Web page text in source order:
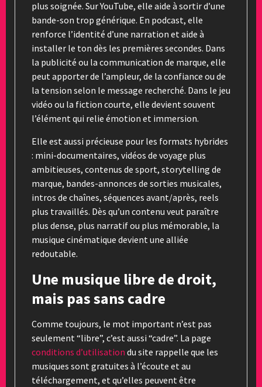
plus soignée. Sur YouTube, elle aide à sortir d’une
bande-son trop générique. En podcast, elle
renforce l’identité d’une narration et aide à
installer le ton dès les premières secondes. Dans
la publicité ou la communication de marque, elle
peut apporter de l’ampleur, de la confiance ou de
la tension selon le message recherché. Dans le jeu
vidéo ou la fiction courte, elle devient souvent
l’élément qui relie émotion et immersion.
Elle est aussi précieuse pour les formats hybrides
: mini-documentaires, vidéos de voyage plus
ambitieuses, contenus de sport, storytelling de
marque, bandes-annonces de sorties musicales,
intros de chaînes, séquences avant/après, reels
plus travaillés. Dès qu’un contenu veut paraître
plus dense, plus narratif ou plus mémorable, la
musique cinématique devient une alliée
redoutable.
Une musique libre de droit,
mais pas sans cadre
Comme toujours, le mot important n’est pas
seulement “libre”, c’est aussi “cadre”. La page
conditions d’utilisation du site rappelle que les
musiques sont gratuites à l’écoute et au
téléchargement, et qu’elles peuvent être